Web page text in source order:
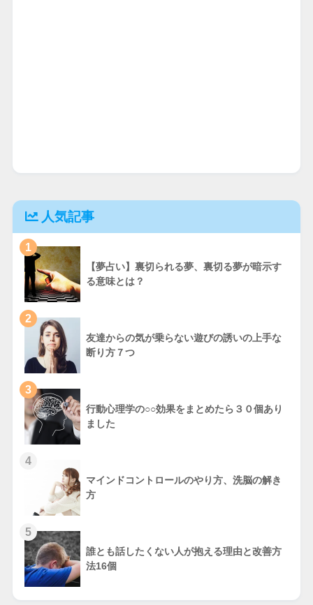
人気記事
1
【夢占い】裏切られる夢、裏切る夢が暗示す
る意味とは？
2
友達からの気が乗らない遊びの誘いの上手な
断り方７つ
3
行動心理学の○○効果をまとめたら３０個あり
ました
4
マインドコントロールのやり方、洗脳の解き
方
5
誰とも話したくない人が抱える理由と改善方
法16個